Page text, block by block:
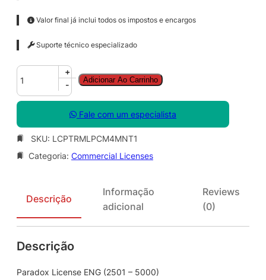
Valor final já inclui todos os impostos e encargos
Suporte técnico especializado
P
r
a
o
L
s
E
G
+
-
Adicionar Ao Carrinho
Fale com um especialista
SKU: LCPTRMLPCM4MNT1
Categoria: Commercial Licenses
Descrição
Informação
adicional
Reviews
(0)
Descrição
Paradox License ENG (2501 – 5000)